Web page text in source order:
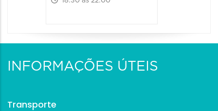
INFORMAÇÕES ÚTEIS
Transporte